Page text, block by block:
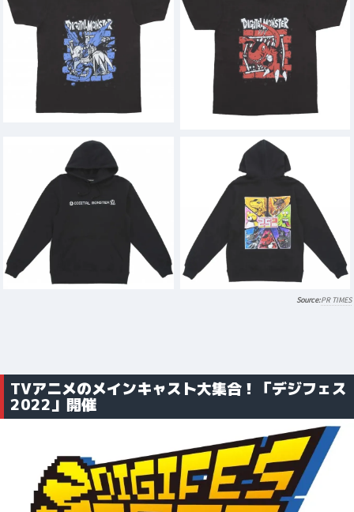
PR TIMES
TVアニメのメインキャスト大集合！「デジフェス
2022」開催